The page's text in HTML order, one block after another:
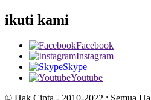
ikuti kami
Facebook
Instagram
Skype
Youtube
© Hak Cipta - 2010-2022 : Semua